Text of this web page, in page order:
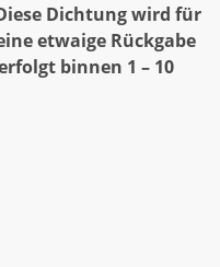
Dichtung wird für
etwaige Rückgabe
binnen 1 – 10